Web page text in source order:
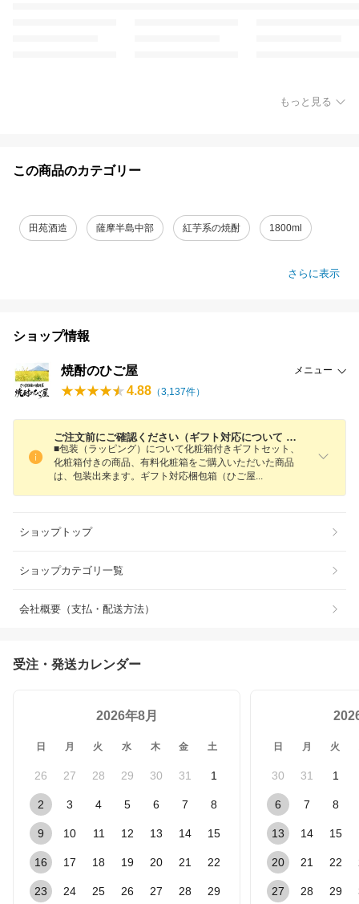
もっと見る
この商品のカテゴリー
田苑酒造 薩摩半島中部 紅芋系の焼酎 1800ml
さらに表示
ショップ情報
焼酎のひご屋 メニュー
4.88 （3,137件）
ご注文前にご確認ください（ギフト対応について など）
■包装（ラッピング）について化粧箱付きギフトセット、
化粧箱付きの商品、有料化粧箱をご購入いただいた商品
は、包装出来ます。ギフト対応梱包箱（ひご屋
ショップトップ
ショップカテゴリ一覧
会社概要（支払・配送方法）
受注・発送カレンダー
2026年8月
日 月 火 水 木 金 土
26 27 28 29 30 31 1
2 3 4 5 6 7 8
9 10 11 12 13 14 15
16 17 18 19 20 21 22
23 24 25 26 27 28 29
日 月 火
30 31 1
6 7 8
13 14 15
20 21 22
27 28 29